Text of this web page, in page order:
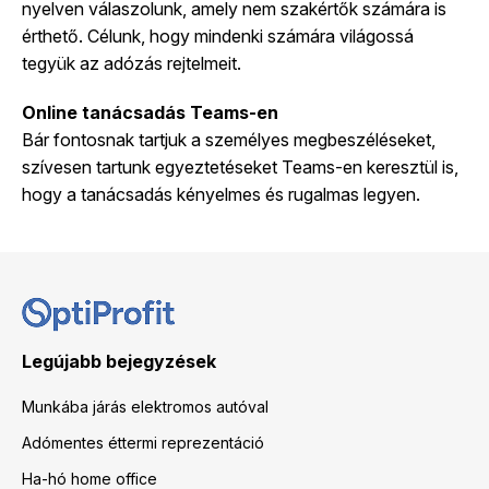
nyelven válaszolunk, amely nem szakértők számára is
érthető. Célunk, hogy mindenki számára világossá
tegyük az adózás rejtelmeit.
Online tanácsadás Teams-en
Bár fontosnak tartjuk a személyes megbeszéléseket,
szívesen tartunk egyeztetéseket Teams-en keresztül is,
hogy a tanácsadás kényelmes és rugalmas legyen.
Legújabb bejegyzések
Munkába járás elektromos autóval
Adómentes éttermi reprezentáció
Ha-hó home office